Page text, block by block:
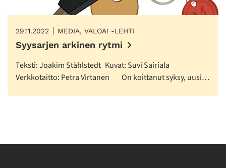
29.11.2022 MEDIA, VALOA! -LEHTI
Syysarjen arkinen rytmi
Teksti: Joakim Ståhlstedt Kuvat: Suvi Sairiala
Verkkotaitto: Petra Virtanen On koittanut syksy, uusi…